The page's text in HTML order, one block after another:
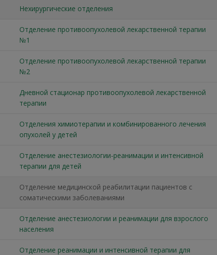
Нехирургические отделения
Отделение противоопухолевой лекарственной терапии
№1
Отделение противоопухолевой лекарственной терапии
№2
Дневной стационар противоопухолевой лекарственной
терапии
Отделения химиотерапии и комбинированного лечения
опухолей у детей
Отделение анестезиологии-реанимации и интенсивной
терапии для детей
Отделение медицинской реабилитации пациентов с
соматическими заболеваниями
Отделение анестезиологии и реанимации для взрослого
населения
Отделение реанимации и интенсивной терапии для